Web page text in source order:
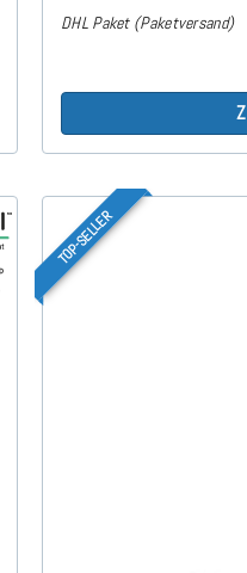
DHL Paket (Paketversand)
TOP-SELLER